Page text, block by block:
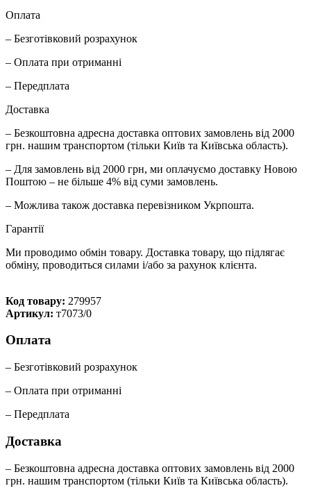
Оплата
– Безготівковий розрахунок
– Оплата при отриманні
– Передплата
Доставка
– Безкоштовна адресна доставка оптових замовлень від 2000
грн. нашим транспортом (тільки Київ та Київська область).
– Для замовлень від 2000 грн, ми оплачуємо доставку Новою
Поштою – не більше 4% від суми замовлень.
– Можлива також доставка перевізником Укрпошта.
Гарантії
Ми проводимо обмін товару. Доставка товару, що підлягає
обміну, проводиться силами і/або за рахунок клієнта.
Код товару: 279957
Артикул: т7073/0
Оплата
– Безготівковий розрахунок
– Оплата при отриманні
– Передплата
Доставка
– Безкоштовна адресна доставка оптових замовлень від 2000
грн. нашим транспортом (тільки Київ та Київська область).